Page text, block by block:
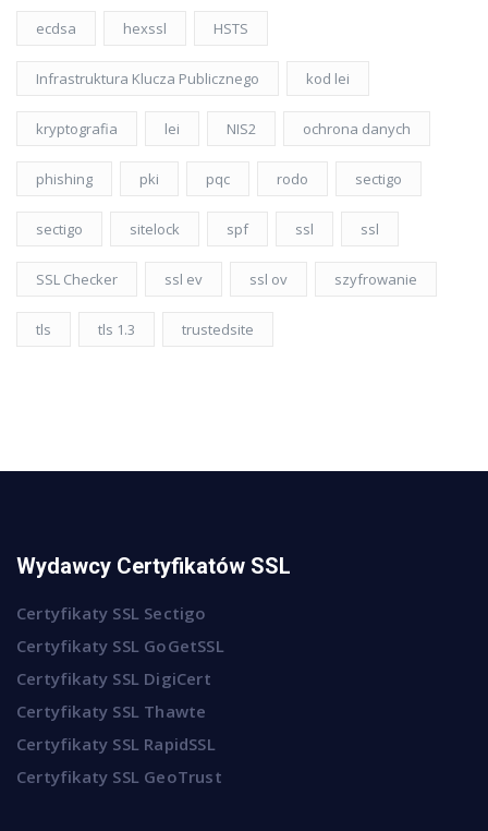
ecdsa hexssl HSTS
Infrastruktura Klucza Publicznego kod lei
kryptografia lei NIS2 ochrona danych
phishing pki pqc rodo sectigo
sectigo sitelock spf ssl ssl
SSL Checker ssl ev ssl ov szyfrowanie
tls tls 1.3 trustedsite
Wydawcy Certyfikatów SSL
Certyfikaty SSL Sectigo
Certyfikaty SSL GoGetSSL
Certyfikaty SSL DigiCert
Certyfikaty SSL Thawte
Certyfikaty SSL RapidSSL
Certyfikaty SSL GeoTrust